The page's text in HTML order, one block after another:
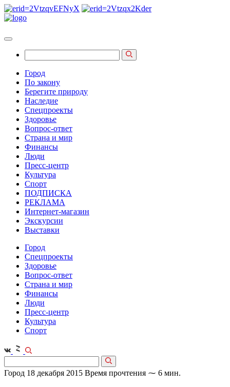
Город
По закону
Берегите природу
Наследие
Спецпроекты
Здоровье
Вопрос-ответ
Страна и мир
Финансы
Люди
Пресс-центр
Культура
Спорт
ПОДПИСКА
РЕКЛАМА
Интернет-магазин
Экскурсии
Выставки
Город
Спецпроекты
Здоровье
Вопрос-ответ
Страна и мир
Финансы
Люди
Пресс-центр
Культура
Спорт
Город 18 декабря 2015 Время прочтения ⁓ 6 мин.